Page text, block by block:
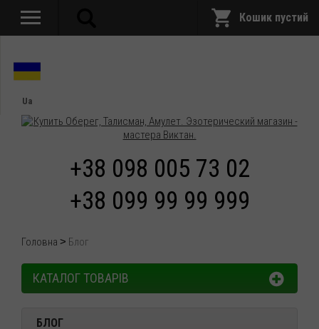
Ua
+38 098 005 73 02
+38 099 99 99 999
Кошик пустий
Головна Блог
КАТАЛОГ ТОВАРІВ
БЛОГ